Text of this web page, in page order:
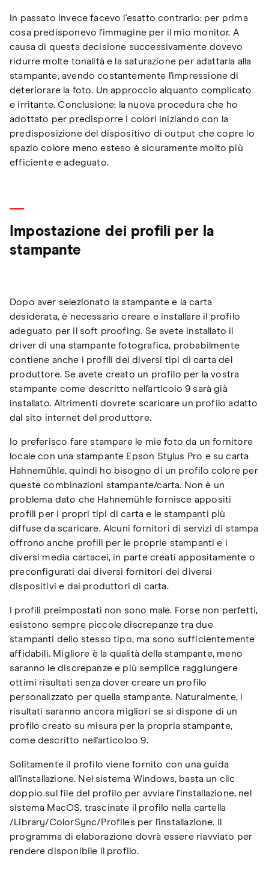
In passato invece facevo l'esatto contrario: per prima
cosa predisponevo l'immagine per il mio monitor. A
causa di questa decisione successivamente dovevo
ridurre molte tonalità e la saturazione per adattarla alla
stampante, avendo costantemente l'impressione di
deteriorare la foto. Un approccio alquanto complicato
e irritante. Conclusione: la nuova procedura che ho
adottato per predisporre i colori iniziando con la
predisposizione del dispositivo di output che copre lo
spazio colore meno esteso è sicuramente molto più
efficiente e adeguato.
Impostazione dei profili per la
stampante
Dopo aver selezionato la stampante e la carta
desiderata, è necessario creare e installare il profilo
adeguato per il soft proofing. Se avete installato il
driver di una stampante fotografica, probabilmente
contiene anche i profili dei diversi tipi di carta del
produttore. Se avete creato un profilo per la vostra
stampante come descritto nell'articolo 9 sarà già
installato. Altrimenti dovrete scaricare un profilo adatto
dal sito internet del produttore.
Io preferisco fare stampare le mie foto da un fornitore
locale con una stampante Epson Stylus Pro e su carta
Hahnemühle, quindi ho bisogno di un profilo colore per
queste combinazioni stampante/carta. Non è un
problema dato che Hahnemühle fornisce appositi
profili per i propri tipi di carta e le stampanti più
diffuse da scaricare. Alcuni fornitori di servizi di stampa
offrono anche profili per le proprie stampanti e i
diversi media cartacei, in parte creati appositamente o
preconfigurati dai diversi fornitori dei diversi
dispositivi e dai produttori di carta.
I profili preimpostati non sono male. Forse non perfetti,
esistono sempre piccole discrepanze tra due
stampanti dello stesso tipo, ma sono sufficientemente
affidabili. Migliore è la qualità della stampante, meno
saranno le discrepanze e più semplice raggiungere
ottimi risultati senza dover creare un profilo
personalizzato per quella stampante. Naturalmente, i
risultati saranno ancora migliori se si dispone di un
profilo creato su misura per la propria stampante,
come descritto nell'articoloo 9.
Solitamente il profilo viene fornito con una guida
all'installazione. Nel sistema Windows, basta un clic
doppio sul file del profilo per avviare l'installazione, nel
sistema MacOS, trascinate il profilo nella cartella
/Library/ColorSync/Profiles per l'installazione. Il
programma di elaborazione dovrà essere riavviato per
rendere disponibile il profilo.